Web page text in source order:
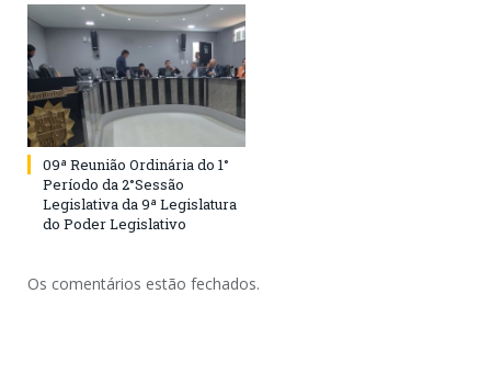
09ª Reunião Ordinária do 1°
Período da 2°Sessão
Legislativa da 9ª Legislatura
do Poder Legislativo
Os comentários estão fechados.